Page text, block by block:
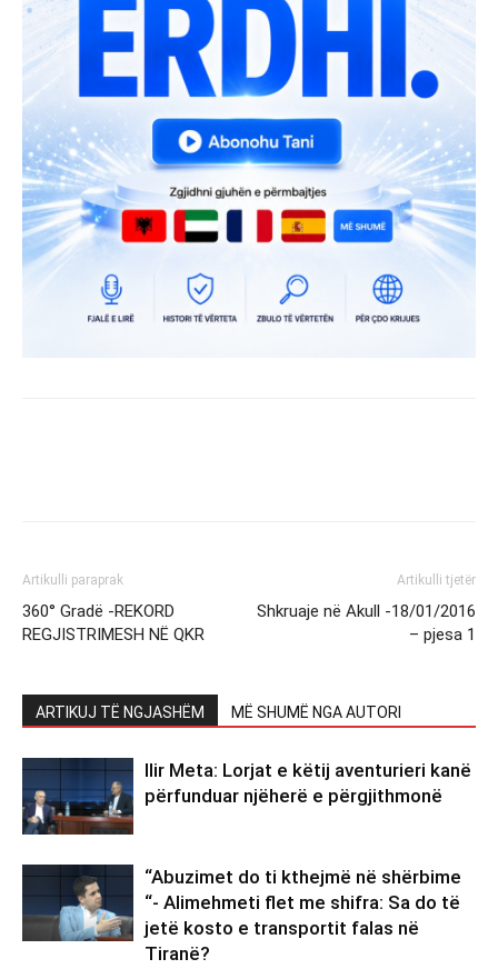
Artikulli paraprak
360° Gradë -REKORD
REGJISTRIMESH NË QKR
Artikulli tjetër
Shkruaje në Akull -18/01/2016
– pjesa 1
ARTIKUJ TË NGJASHËM MË SHUMË NGA AUTORI
Ilir Meta: Lorjat e këtij aventurieri kanë
përfunduar njëherë e përgjithmonë
“Abuzimet do ti kthejmë në shërbime
“- Alimehmeti flet me shifra: Sa do të
jetë kosto e transportit falas në
Tiranë?